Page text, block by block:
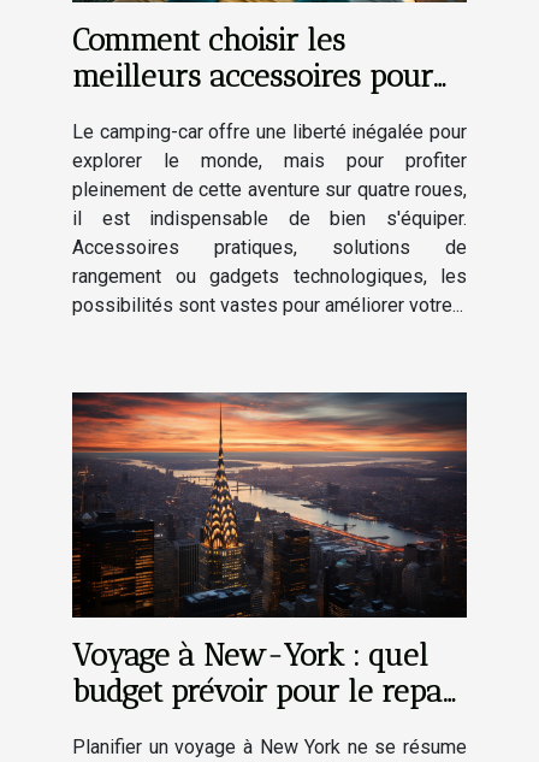
Comment choisir les
meilleurs accessoires pour
en camping-car
Le camping-car offre une liberté inégalée pour
explorer le monde, mais pour profiter
pleinement de cette aventure sur quatre roues,
il est indispensable de bien s'équiper.
Accessoires pratiques, solutions de
rangement ou gadgets technologiques, les
possibilités sont vastes pour améliorer votre...
Voyage à New-York : quel
budget prévoir pour le repas,
Planifier un voyage à New York ne se résume